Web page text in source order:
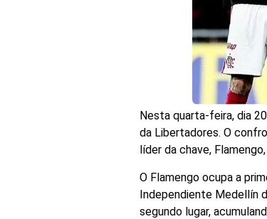
Nesta quarta-feira, dia
da Libertadores. O
líder da chave,
O Flamengo ocupa a
Independiente Medellín
segundo lugar,